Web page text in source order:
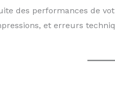
des performances de
et erreurs